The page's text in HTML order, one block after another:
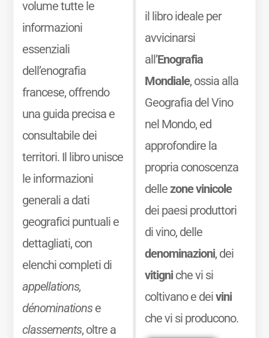
volume tutte le
informazioni
essenziali
dell’enografia
francese, offrendo
una guida precisa e
consultabile dei
territori. Il libro unisce
le informazioni
generali a dati
geografici puntuali e
dettagliati, con
elenchi completi di
appellations,
dénominationse
classements, oltre a
il libro ideale per
avvicinarsi
all’Enografia
Mondiale, ossia alla
Geografia del Vino
nel Mondo, ed
approfondire la
propria conoscenza
dellezone vinicole
dei paesi produttori
di vino, delle
denominazioni, dei
vitigniche vi si
coltivano e deivini
che vi si producono.